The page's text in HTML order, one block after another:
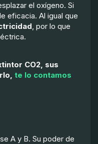
el oxígeno. Si
eficacia. Al igual que
, por lo que
CO2, sus
te lo contamos
A y B. Su poder de